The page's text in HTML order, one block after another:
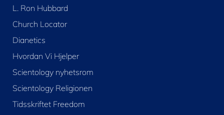
L. Ron Hubbard
Church Locator
Dianetics
Hvordan Vi Hjelper
Scientology nyhetsrom
Scientology Religionen
Tidsskriftet Freedom